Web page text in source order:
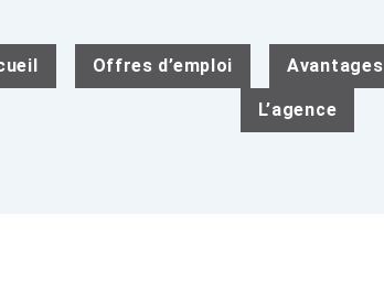
Offres d’emploi Avantages
L’agence